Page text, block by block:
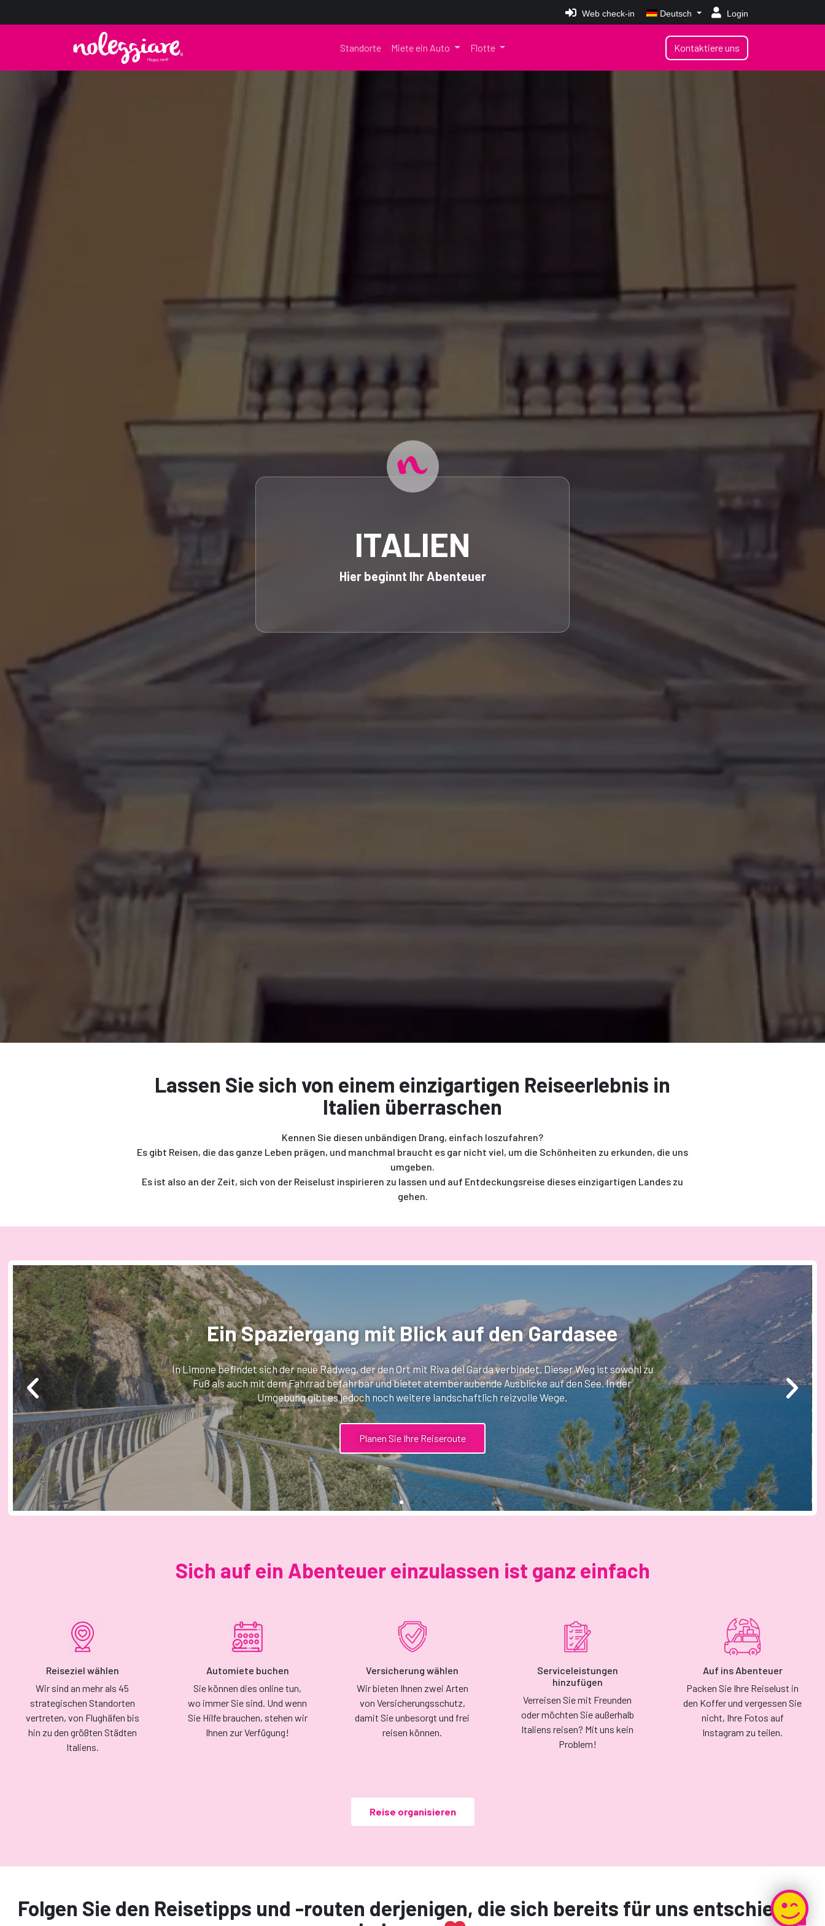
Login
Web check-in Deutsch
Standorte Miete ein Auto Flotte Kontaktiere uns
ITALIEN
Hier beginnt Ihr Abenteuer
Lassen Sie sich von einem einzigartigen Reiseerlebnis in
Italien überraschen
Kennen Sie diesen unbändigen Drang, einfach loszufahren?
Es gibt Reisen, die das ganze Leben prägen, und manchmal braucht es gar nicht viel, um die Schönheiten zu erkunden, die uns
umgeben.
Es ist also an der Zeit, sich von der Reiselust inspirieren zu lassen und auf Entdeckungsreise dieses einzigartigen Landes zu
gehen.
Sich auf ein Abenteuer einzulassen ist ganz einfach
Reiseziel wählen
Wir sind an mehr als 45
strategischen Standorten
vertreten, von Flughäfen bis
hin zu den größten Städten
Italiens.
Automiete buchen
Sie können dies online tun,
wo immer Sie sind. Und wenn
Sie Hilfe brauchen, stehen wir
Ihnen zur Verfügung!
Versicherung wählen
Wir bieten Ihnen zwei Arten
von Versicherungsschutz,
damit Sie unbesorgt und frei
reisen können.
Serviceleistungen
hinzufügen
Verreisen Sie mit Freunden
oder möchten Sie außerhalb
Italiens reisen? Mit uns kein
Problem!
Auf ins Abenteuer
Packen Sie Ihre Reiselust in
den Koffer und vergessen Sie
nicht, Ihre Fotos auf
Instagram zu teilen.
Reise organisieren
Folgen Sie den Reisetipps und -routen derjenigen, die sich bereits für uns entschieden